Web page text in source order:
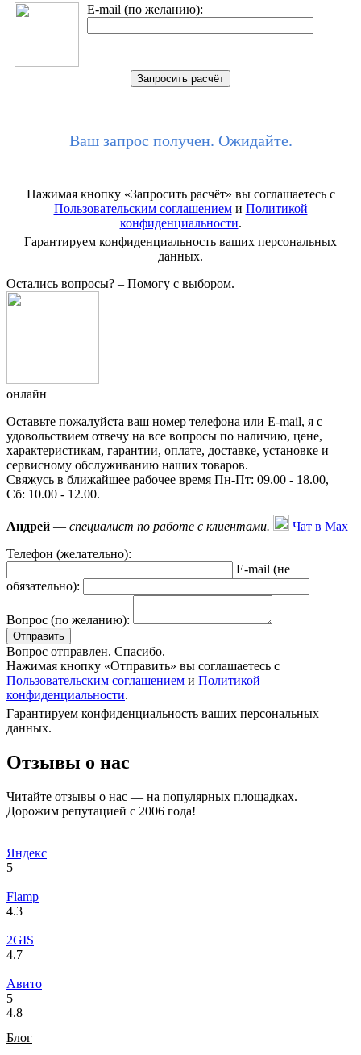
E-mail (по желанию):
Ваш запрос получен. Ожидайте.
Нажимая кнопку «Запросить расчёт» вы соглашаетесь с
Пользовательским соглашениеми Политикой
конфиденциальности.
Гарантируем конфиденциальность ваших персональных
данных.
Остались вопросы? – Помогу с выбором.
онлайн
Оставьте пожалуйста ваш номер телефона или E-mail, я с
удовольствием отвечу на все вопросы по наличию, цене,
характеристикам, гарантии, оплате, доставке, установке и
сервисному обслуживанию наших товаров.
Свяжусь в ближайшее рабочее время Пн-Пт: 09.00 - 18.00,
Сб: 10.00 - 12.00.
Андрей — специалист по работе с клиентами.
Чат в Max
Телефон (желательно):
E-mail (не
обязательно):
Вопрос (по желанию):
Вопрос отправлен. Спасибо.
Нажимая кнопку «Отправить» вы соглашаетесь с
Пользовательским соглашением и Политикой
конфиденциальности.
Гарантируем конфиденциальность ваших персональных
данных.
Отзывы о нас
Читайте отзывы о нас — на популярных площадках.
Дорожим репутацией с 2006 года!
Яндекс
5
Flamp
4.3
2GIS
4.7
Авито
5
4.8
Блог